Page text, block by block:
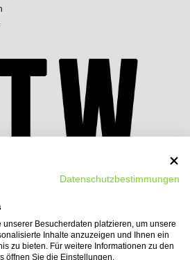
Datenschutzbestimmungen
Besucherdaten platzieren, um unsere
Inhalte anzuzeigen und Ihnen ein
zu bieten. Für weitere Informationen zu den
öffnen Sie die Einstellungen.